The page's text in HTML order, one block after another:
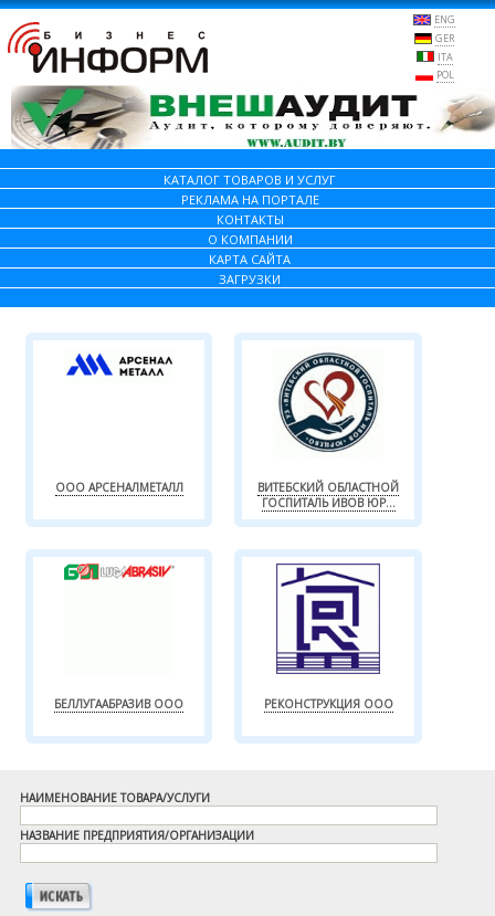
ENG
GER
ITA
POL
КАТАЛОГ ТОВАРОВ И УСЛУГ
РЕКЛАМА НА ПОРТАЛЕ
КОНТАКТЫ
О КОМПАНИИ
КАРТА САЙТА
ЗАГРУЗКИ
ООО АРСЕНАЛМЕТАЛЛ
ВИТЕБСКИЙ ОБЛАСТНОЙ
ГОСПИТАЛЬ ИВОВ ЮР...
БЕЛЛУГААБРАЗИВ ООО РЕКОНСТРУКЦИЯ ООО
НАИМЕНОВАНИЕ ТОВАРА/УСЛУГИ
НАЗВАНИЕ ПРЕДПРИЯТИЯ/ОРГАНИЗАЦИИ